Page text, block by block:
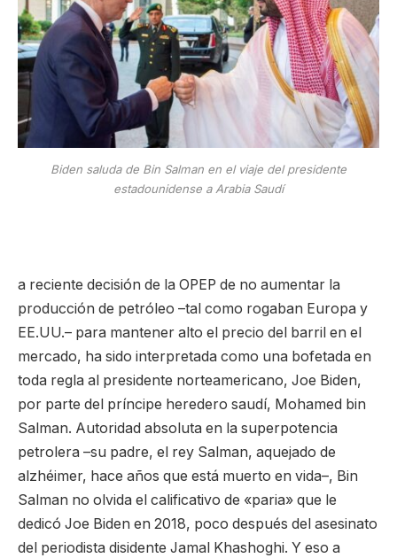
Biden saluda de Bin Salman en el viaje del presidente
estadounidense a Arabia Saudí
a reciente decisión de la OPEP de no aumentar la
producción de petróleo –tal como rogaban Europa y
EE.UU.– para mantener alto el precio del barril en el
mercado, ha sido interpretada como una bofetada en
toda regla al presidente norteamericano, Joe Biden,
por parte del príncipe heredero saudí, Mohamed bin
Salman. Autoridad absoluta en la superpotencia
petrolera –su padre, el rey Salman, aquejado de
alzhéimer, hace años que está muerto en vida–, Bin
Salman no olvida el calificativo de «paria» que le
dedicó Joe Biden en 2018, poco después del asesinato
del periodista disidente Jamal Khashoghi. Y eso a